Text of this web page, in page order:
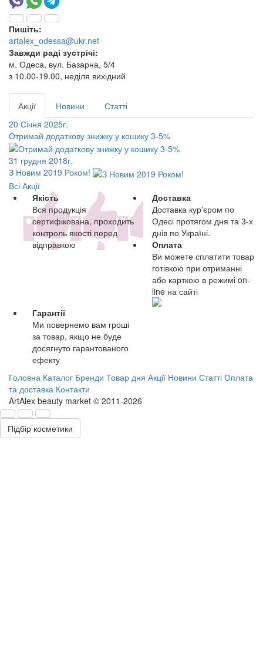
Пишіть:
artalex_odessa@ukr.net
Завжди раді зустрічі:
м. Одеса, вул. Базарна, 5/4
з 10.00-19.00, неділя вихідний
Акції Новини
Статті
20 Січня 2025г.
Отримай додаткову знижку у кошику 3-5%
31 грудня 2018г.
З Новим 2019 Роком!
Всі Акції
Якість
Вся продукція
сертифікована, проходить
контроль якості перед
відправкою
Доставка
Доставка кур'єром по
Одесі протягом дня та 3-х
днів по Україні.
Оплата
Ви можете сплатити товар
готівкою при отриманні
або карткою в режимі on-
line на сайті
Гарантії
Ми повернемо вам гроші
за товар, якщо не буде
досягнуто гарантованого
ефекту
Головна Каталог Бренди Товар дня Акції Новини Статті Оплата
та доставка Контакти
ArtAlex beauty market © 2011-2026
Підбір косметики